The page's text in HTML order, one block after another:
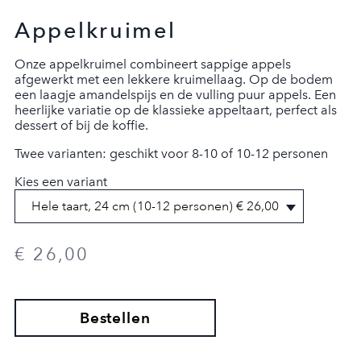
Appelkruimel
Onze appelkruimel combineert sappige appels
afgewerkt met een lekkere kruimellaag. Op de bodem
een laagje amandelspijs en de vulling puur appels. Een
heerlijke variatie op de klassieke appeltaart, perfect als
dessert of bij de koffie.
Twee varianten: geschikt voor 8-10 of 10-12 personen
Kies een variant
€ 26,00
Bestellen